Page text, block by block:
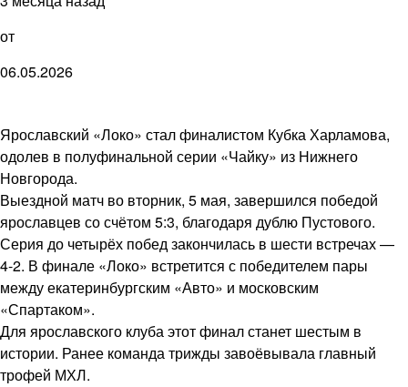
от
06.05.2026
Ярославский «Локо» стал финалистом Кубка Харламова,
одолев в полуфинальной серии «Чайку» из Нижнего
Новгорода.
Выездной матч во вторник, 5 мая, завершился победой
ярославцев со счётом 5:3, благодаря дублю Пустового.
Серия до четырёх побед закончилась в шести встречах —
4-2. В финале «Локо» встретится с победителем пары
между екатеринбургским «Авто» и московским
«Спартаком».
Для ярославского клуба этот финал станет шестым в
истории. Ранее команда трижды завоёвывала главный
трофей МХЛ.